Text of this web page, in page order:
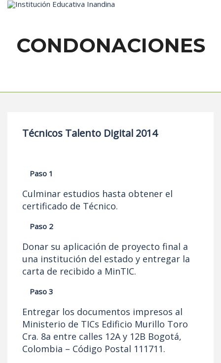
Inicio
CONDONACIONES
Técnicos Talento Digital 2014
Paso 1
Culminar estudios hasta obtener el
certificado de Técnico.
Paso 2
Donar su aplicación de proyecto final a
una institución del estado y entregar la
carta de recibido a MinTIC.
Paso 3
Entregar los documentos impresos al
Ministerio de TICs Edificio Murillo Toro
Cra. 8a entre calles 12A y 12B Bogotá,
Colombia – Código Postal 111711.